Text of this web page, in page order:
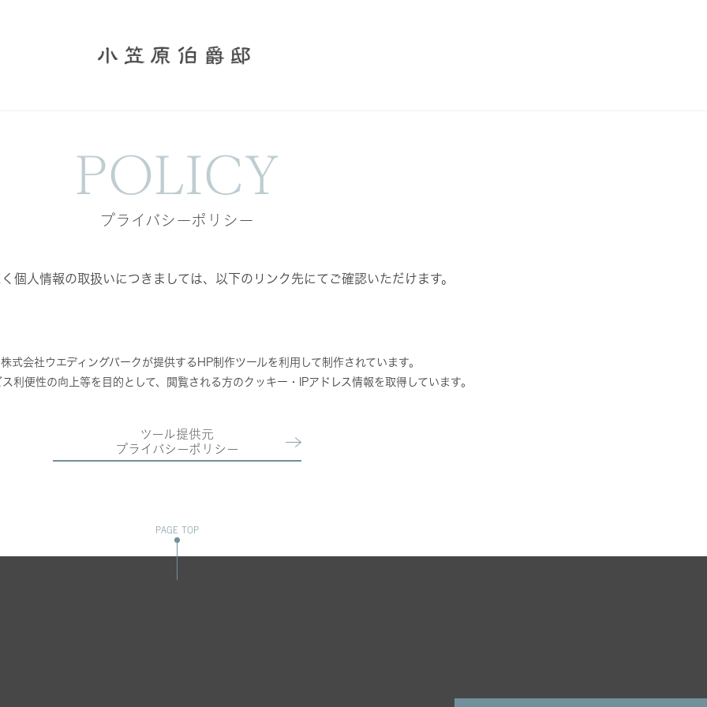
POLICY
プライバシーポリシー
個人情報の取扱いにつきましては、以下のリンク先にてご確認いただけます。
式会社ウエディングパークが提供するHP制作ツールを利用して制作されています。
利便性の向上等を目的として、閲覧される方のクッキー・IPアドレス情報を取得しています。
ツール提供元
プライバシーポリシー
PAGE TOP